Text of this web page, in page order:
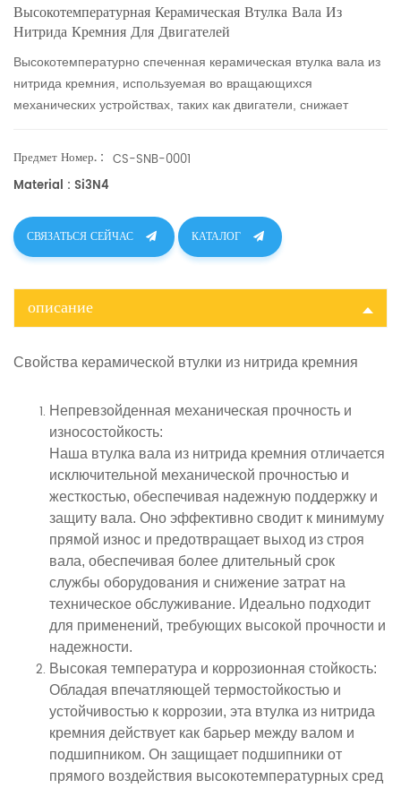
Высокотемпературная Керамическая Втулка Вала Из
Нитрида Кремния Для Двигателей
Высокотемпературно спеченная керамическая втулка вала из
нитрида кремния, используемая во вращающихся
механических устройствах, таких как двигатели, снижает
Предмет Номер. : CS-SNB-0001
Material : Si3N4
СВЯЗАТЬСЯ СЕЙЧАС КАТАЛОГ
описание
Свойства керамической втулки из нитрида кремния
Непревзойденная механическая прочность и
износостойкость:
Наша втулка вала из нитрида кремния отличается
исключительной механической прочностью и
жесткостью, обеспечивая надежную поддержку и
защиту вала. Оно эффективно сводит к минимуму
прямой износ и предотвращает выход из строя
вала, обеспечивая более длительный срок
службы оборудования и снижение затрат на
техническое обслуживание. Идеально подходит
для применений, требующих высокой прочности и
надежности.
Высокая температура и коррозионная стойкость:
Обладая впечатляющей термостойкостью и
устойчивостью к коррозии, эта втулка из нитрида
кремния действует как барьер между валом и
подшипником. Он защищает подшипники от
прямого воздействия высокотемпературных сред